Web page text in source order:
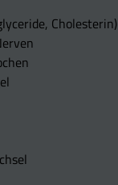
Cholesterin)